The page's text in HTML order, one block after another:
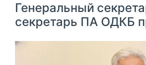
Генеральный
секретарь ПА ОДКБ